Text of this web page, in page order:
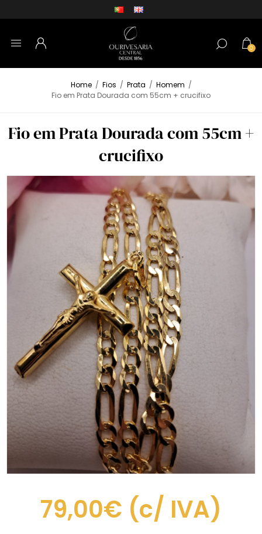
0
Home / Fios / Prata / Homem /
Fio em Prata Dourada com 55cm + crucifixo
Fio em Prata Dourada com 55cm +
crucifixo
79,00€ (c/ IVA)